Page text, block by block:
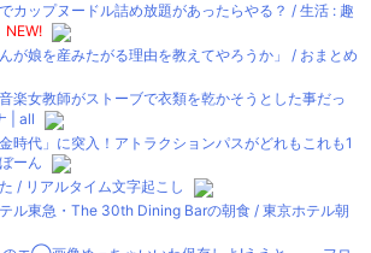
カップヌードル詰め放題があったらやる？ / 生活 : 趣
NEW!
が娘を産みたがる理由を教えてやろうか」 / おまとめ
楽女教師がストーブで衣類を乾かそうとした事だっ
| all
時代」に突入！アトラクションパスがどれもこれも1
ーん
/ リアルタイム文字起こし
ル東急・The 30th Dining Barの朝食 / 東京ホテル朝